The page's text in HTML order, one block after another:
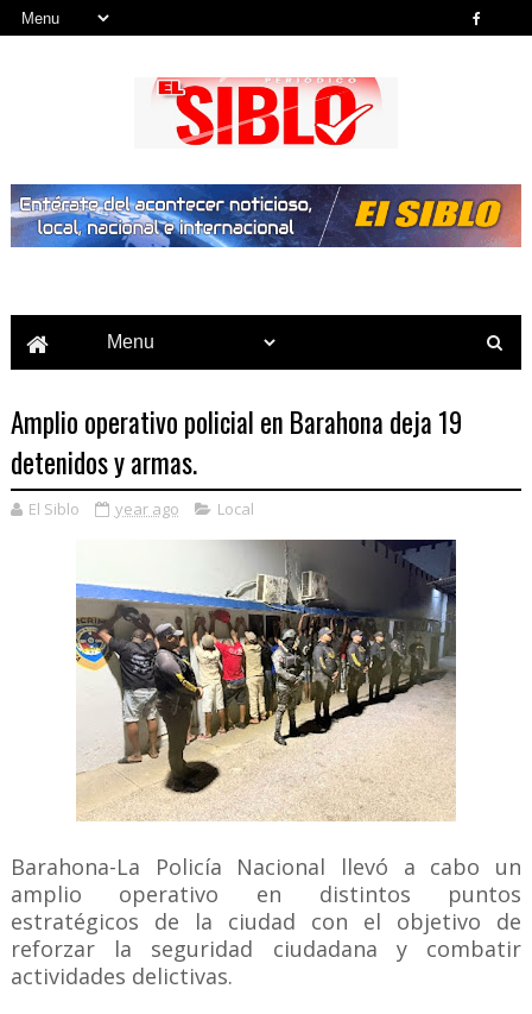
Amplio operativo policial en Barahona deja 19
detenidos y armas.
El Siblo year ago Local
Barahona-La Policía Nacional llevó a cabo un
amplio operativo en distintos puntos
estratégicos de la ciudad con el objetivo de
reforzar la seguridad ciudadana y combatir
actividades delictivas.